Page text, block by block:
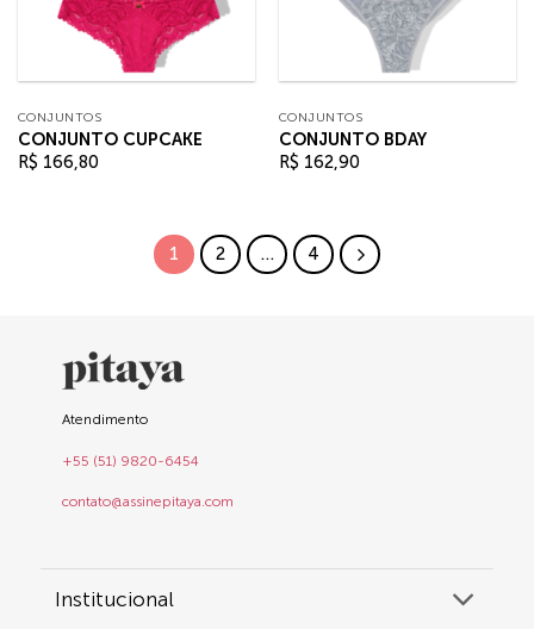
CONJUNTOS
CONJUNTO CUPCAKE
R$ 166,80
CONJUNTOS
CONJUNTO BDAY
R$ 162,90
1 2 … 4
Atendimento
+55 (51) 9820-6454
contato@assinepitaya.com
Institucional